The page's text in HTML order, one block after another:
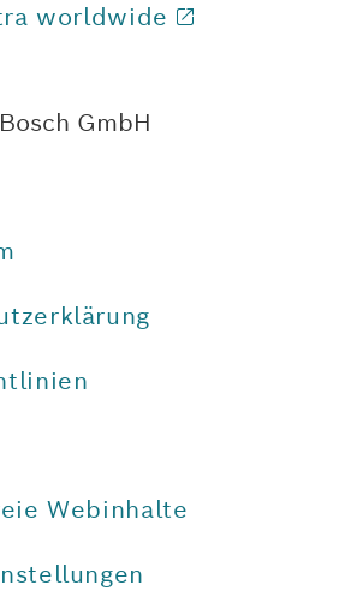
worldwide
GmbH
Webinhalte